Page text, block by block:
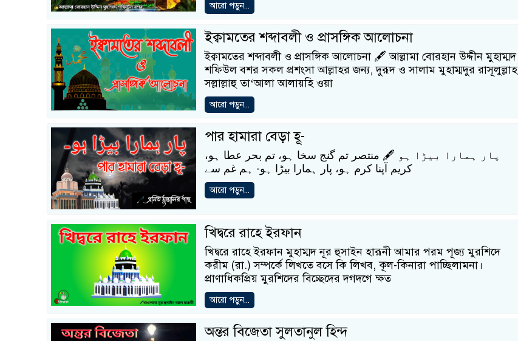
আরো পড়ুন...
ইক্বামতের শব্দাবলী ও প্রাসঙ্গিক আলোচনা
ইক্বামতের শব্দাবলী ও প্রাসঙ্গিক আলোচনা 🖋️ আল্লামা বোরহান উদ্দীন মুহাম্মদ
শফিউল বশর সকল প্রশংসা আল্লাহর জন্য, দুরূদ ও সালাম মুহাম্মদুর রাসূলুল্লাহ
সল্লাল্লাহু তা‘আলা আলায়হি ওয়া
আরো পড়ুন...
পার হামারা বেড়া হূ-
پار ہمارا بیڑا ہو 🖋️ منتصر تم گنج سخا ہو، تم بحر عطا ہو،
کریم آپنا کرم ہو، پار ہمارا بیڑا ہو- ہم غم سے
আরো পড়ুন...
খিদ্বরে রাহে ইরফান
খিদ্বরে রাহে ইরফান মুহাম্মদ নূর হুসাইন হারূনী আমার পরম পূজ্য মুরশিদে
করীম (রা.) সম্পর্কে লিখতে বসে কি লিখব, কূল-কিনারা পাচ্ছিলামনা।
প্রাণাধিকপ্রিয় মুরশিদের বিচ্ছেদের দগদগে ক্ষত
আরো পড়ুন...
অন্তর বিজেতা সুলতানুল হিন্দ